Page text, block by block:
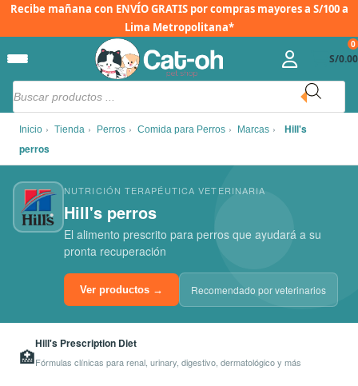
Recibe mañana con ENVÍO GRATISpor compras mayores a S/100 a
Lima Metropolitana*
Búsqueda
de
productos
S/0.00
0
Inicio › Tienda › Perros › Comida para Perros › Marcas ›
Hill's
perros
NUTRICIÓN TERAPÉUTICA VETERINARIA
Hill's perros
El alimento prescrito para perros que ayudará a su
pronta recuperación
Ver productos → Recomendado por veterinarios
🏥
Hill's Prescription Diet
Fórmulas clínicas para renal, urinary, digestivo, dermatológico y más